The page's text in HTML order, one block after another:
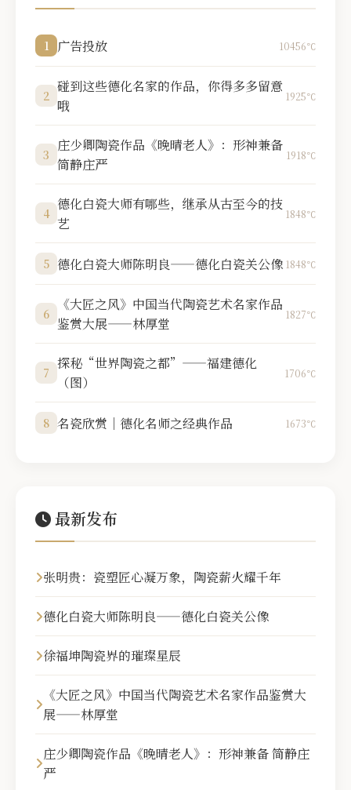
1 广告投放 10456℃
2
碰到这些德化名家的作品，你得多多留意
哦
1925℃
3
庄少卿陶瓷作品《晚晴老人》：形神兼备
简静庄严
1918℃
4
德化白瓷大师有哪些，继承从古至今的技
艺
1848℃
5 德化白瓷大师陈明良——德化白瓷关公像 1848℃
6
《大匠之风》中国当代陶瓷艺术名家作品
鉴赏大展——林厚堂
1827℃
7
探秘“世界陶瓷之都”——福建德化
（图）
1706℃
8 名瓷欣赏｜德化名师之经典作品 1673℃
最新发布
张明贵：瓷塑匠心凝万象，陶瓷薪火耀千年
德化白瓷大师陈明良——德化白瓷关公像
徐福坤陶瓷界的璀璨星辰
《大匠之风》中国当代陶瓷艺术名家作品鉴赏大
展——林厚堂
庄少卿陶瓷作品《晚晴老人》：形神兼备 简静庄
严